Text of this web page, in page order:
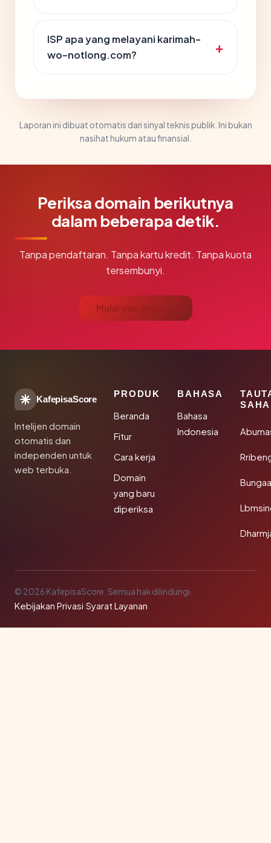
ISP apa yang melayani karimah-
wo-notlong.com?
Laporan ini dibuat otomatis dari sinyal teknis publik. Ini bukan
nasihat hukum atau finansial.
Periksa domain berikutnya
dalam beberapa detik.
Tanpa pendaftaran. Tanpa kartu kredit. Tanpa kuota
tersembunyi.
Mulai cek gratis →
KafepisaScore
Intelijen domain
otomatis dan
independen untuk
web terbuka.
PRODUK
Beranda
Fitur
Cara kerja
Domain
yang baru
diperiksa
BAHASA
Bahasa
Indonesia
© 2026 KafepisaScore. Semua hak dilindungi.
Kebijakan Privasi·Syarat Layanan